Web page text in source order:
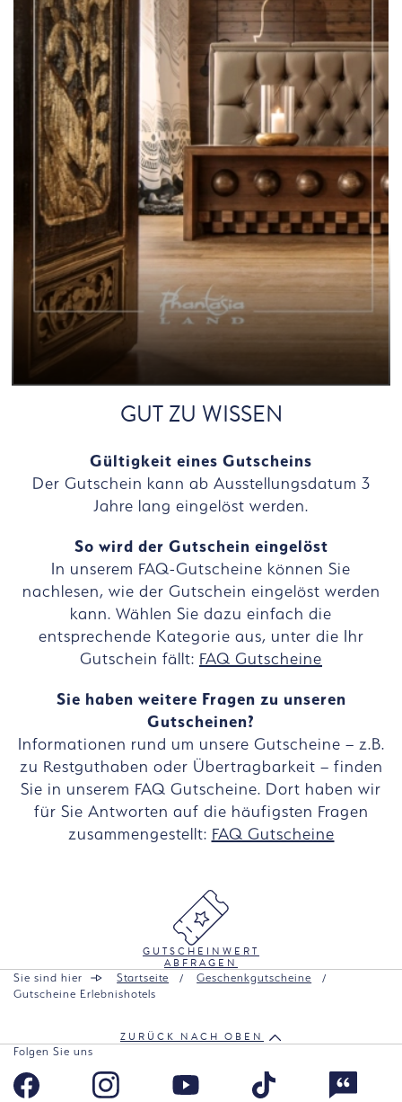
GUT ZU WISSEN
Gültigkeit eines Gutscheins
Der Gutschein kann ab Ausstellungsdatum 3
Jahre lang eingelöst werden.
So wird der Gutschein eingelöst
In unserem FAQ-Gutscheine können Sie
nachlesen, wie der Gutschein eingelöst werden
kann. Wählen Sie dazu einfach die
entsprechende Kategorie aus, unter die Ihr
Gutschein fällt: FAQ Gutscheine
Sie haben weitere Fragen zu unseren
Gutscheinen?
Informationen rund um unsere Gutscheine – z.B.
zu Restguthaben oder Übertragbarkeit – finden
Sie in unserem FAQ Gutscheine. Dort haben wir
für Sie Antworten auf die häufigsten Fragen
zusammengestellt: FAQ Gutscheine
GUTSCHEINWERT
ABFRAGEN
Sie sind hier Startseite
Geschenkgutscheine
Gutscheine Erlebnishotels
ZURÜCK NACH OBEN
Folgen Sie uns